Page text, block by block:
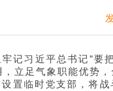
记习近平总书记“要
立足气象职能优势
置临时党支部，将